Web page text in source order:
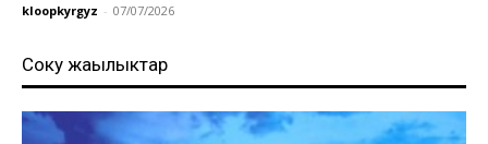
kloopkyrgyz - 07/07/2026
Соңку жаңылыктар